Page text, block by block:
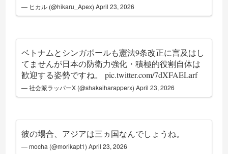
— ヒカル (@hikaru_Apex)April 23, 2026
ベトナムとシンガポールも憲法9条改正に言及はし
てませんが日本の防衛力強化・積極的役割自体は
歓迎する姿勢ですね。pic.twitter.com/7dXFAELarf
— 社会派ラッパーX (@shakaiharapperx)April 23, 2026
彼の場合、アジアは三ヵ国なんでしょうね。
— mocha (@morikapt1)April 23, 2026